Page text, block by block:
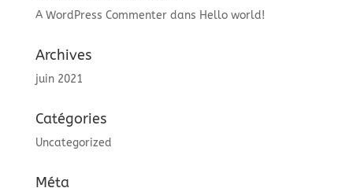
A WordPress Commenterdans Hello world!
Archives
juin 2021
Catégories
Uncategorized
Méta